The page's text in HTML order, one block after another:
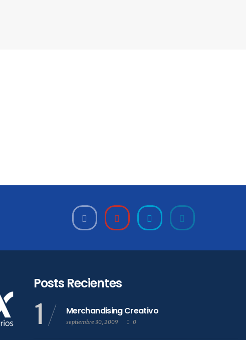
Posts Recientes
1 Merchandising Creativo
septiembre 30, 2009 0